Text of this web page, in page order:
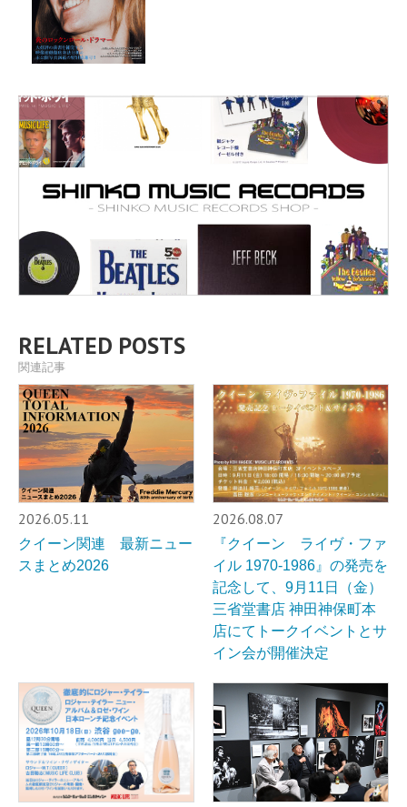
RELATED POSTS
関連記事
2026.05.11
クイーン関連 最新ニュー
スまとめ2026
2026.08.07
『クイーン ライヴ・ファ
イル 1970-1986』の発売を
記念して、9月11日（金）
三省堂書店 神田神保町本
店にてトークイベントとサ
イン会が開催決定